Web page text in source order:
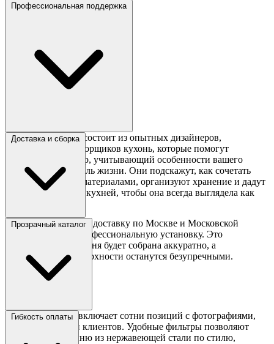
Профессиональная поддержка
Команда Сборкин состоит из опытных дизайнеров,
консультантов и сборщиков кухонь, которые помогут
подобрать гарнитур, учитывающий особенности вашего
пространства и стиль жизни. Они подскажут, как сочетать
металл с другими материалами, организуют хранение и дадут
советы по уходу за кухней, чтобы она всегда выглядела как
Доставка и сборка
Сборкин предлагает доставку по Москве и Московской
области, а также профессиональную установку. Это
гарантирует, что кухня будет собрана аккуратно, а
металлические поверхности останутся безупречными.
Прозрачный каталог
Каталог на сайте включает сотни позиций с фотографиями,
видео и отзывами клиентов. Удобные фильтры позволяют
быстро найти кухню из нержавеющей стали по стилю,
Гибкость оплаты